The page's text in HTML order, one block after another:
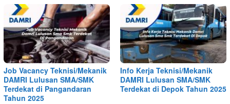
Job Vacancy Teknisi/Mekanik
DAMRI Lulusan SMA/SMK
Terdekat di Pangandaran
Tahun 2025
Info Kerja Teknisi/Mekanik
DAMRI Lulusan SMA/SMK
Terdekat di Depok Tahun 2025